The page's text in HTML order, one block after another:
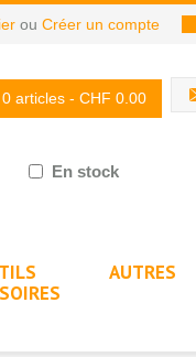
ou Créer un compte
0 articles - CHF 0.00
En stock
AUTRES